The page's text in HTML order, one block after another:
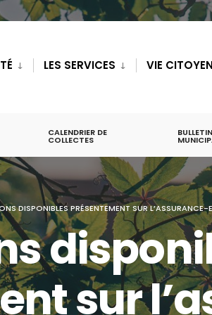
LES SERVICES VIE
CALENDRIER DE
COLLECTES
BULLETIN
DISPONIBLES PRÉSENTEMENT SUR L’ASSURANCE-
sur